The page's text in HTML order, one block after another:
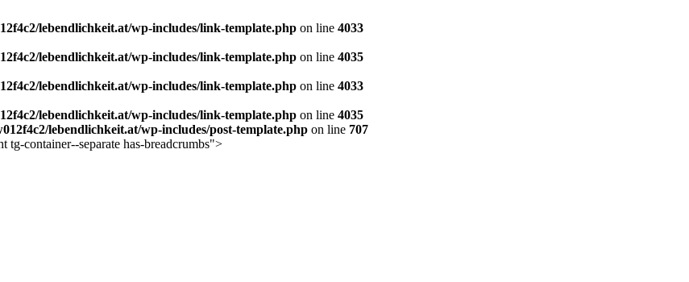
lebendlichkeit.at/wp-includes/link-template.php on line 4033
lebendlichkeit.at/wp-includes/link-template.php on line 4035
lebendlichkeit.at/wp-includes/link-template.php on line 4033
lebendlichkeit.at/wp-includes/link-template.php on line 4035
lebendlichkeit.at/wp-includes/post-template.php on line 707
container--separate has-breadcrumbs">